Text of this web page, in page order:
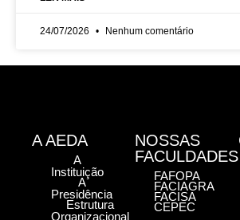
24/07/2026 Nenhum comentário
A AEDA
A
Instituição
A
Presidência
Estrutura
Organizacional
NOSSAS
FACULDADES
FAFOPA
FACIAGRA
FACISA
CEPEC